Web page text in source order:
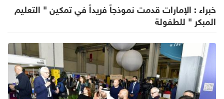
خبراء : الإمارات قدمت نموذجاً فريداً في تمكين " التعليم
المبكر " للطفولة